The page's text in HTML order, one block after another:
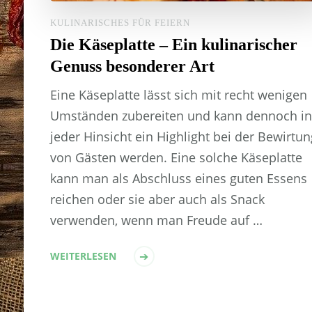
KULINARISCHES FÜR FEIERN
Die Käseplatte – Ein kulinarischer
Genuss besonderer Art
Eine Käseplatte lässt sich mit recht wenigen
Umständen zubereiten und kann dennoch in
jeder Hinsicht ein Highlight bei der
von Gästen werden. Eine solche Käseplatte
kann man als Abschluss eines guten Essens
reichen oder sie aber auch als Snack
verwenden, wenn man Freude auf …
WEITERLESEN